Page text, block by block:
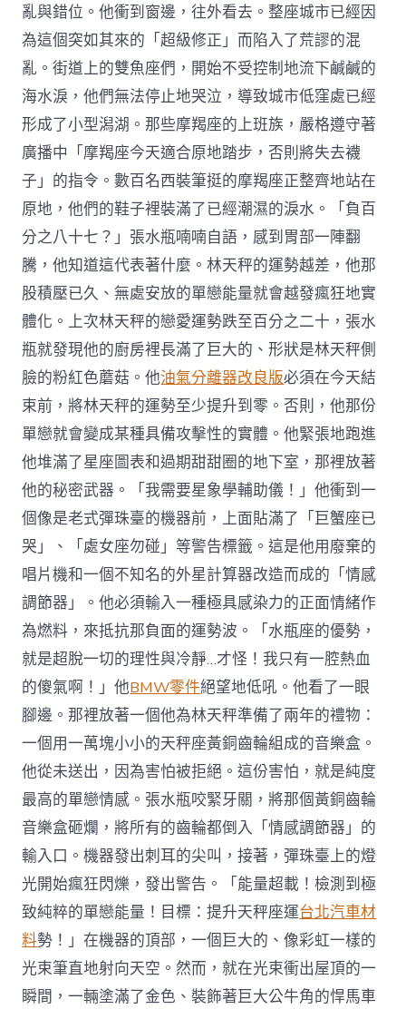
亂與錯位。他衝到窗邊，往外看去。整座城市已經因
為這個突如其來的「超級修正」而陷入了荒謬的混
亂。街道上的雙魚座們，開始不受控制地流下鹹鹹的
海水淚，他們無法停止地哭泣，導致城市低窪處已經
形成了小型潟湖。那些摩羯座的上班族，嚴格遵守著
廣播中「摩羯座今天適合原地踏步，否則將失去襪
子」的指令。數百名西裝筆挺的摩羯座正整齊地站在
原地，他們的鞋子裡裝滿了已經潮濕的淚水。「負百
分之八十七？」張水瓶喃喃自語，感到胃部一陣翻
騰，他知道這代表著什麼。林天秤的運勢越差，他那
股積壓已久、無處安放的單戀能量就會越發瘋狂地實
體化。上次林天秤的戀愛運勢跌至百分之二十，張水
瓶就發現他的廚房裡長滿了巨大的、形狀是林天秤側
臉的粉紅色蘑菇。他油氣分離器改良版必須在今天結
束前，將林天秤的運勢至少提升到零。否則，他那份
單戀就會變成某種具備攻擊性的實體。他緊張地跑進
他堆滿了星座圖表和過期甜甜圈的地下室，那裡放著
他的秘密武器。「我需要星象學輔助儀！」他衝到一
個像是老式彈珠臺的機器前，上面貼滿了「巨蟹座已
哭」、「處女座勿碰」等警告標籤。這是他用廢棄的
唱片機和一個不知名的外星計算器改造而成的「情感
調節器」。他必須輸入一種極具感染力的正面情緒作
為燃料，來抵抗那負面的運勢波。「水瓶座的優勢，
就是超脫一切的理性與冷靜…才怪！我只有一腔熱血
的傻氣啊！」他BMW零件絕望地低吼。他看了一眼
腳邊。那裡放著一個他為林天秤準備了兩年的禮物：
一個用一萬塊小小的天秤座黃銅齒輪組成的音樂盒。
他從未送出，因為害怕被拒絕。這份害怕，就是純度
最高的單戀情感。張水瓶咬緊牙關，將那個黃銅齒輪
音樂盒砸爛，將所有的齒輪都倒入「情感調節器」的
輸入口。機器發出刺耳的尖叫，接著，彈珠臺上的燈
光開始瘋狂閃爍，發出警告。「能量超載！檢測到極
致純粹的單戀能量！目標：提升天秤座運台北汽車材
料勢！」在機器的頂部，一個巨大的、像彩虹一樣的
光束筆直地射向天空。然而，就在光束衝出屋頂的一
瞬間，一輛塗滿了金色、裝飾著巨大公牛角的悍馬車